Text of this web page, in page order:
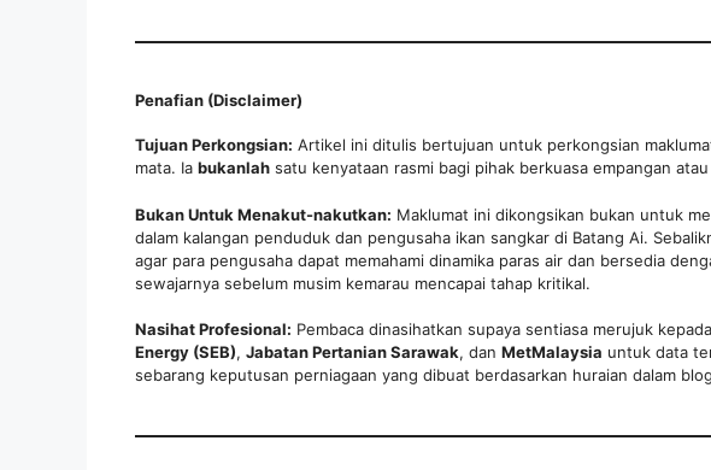
Penafian (Disclaimer)
Tujuan Perkongsian: Artikel ini ditulis bertujuan untuk perkongsian
mata. Ia bukanlah satu kenyataan rasmi bagi pihak berkuasa empangan
Bukan Untuk Menakut-nakutkan: Maklumat ini dikongsikan bukan untuk
dalam kalangan penduduk dan pengusaha ikan sangkar di Batang Ai.
agar para pengusaha dapat memahami dinamika paras air dan bersedia
sewajarnya sebelum musim kemarau mencapai tahap kritikal.
Nasihat Profesional: Pembaca dinasihatkan supaya sentiasa merujuk
Energy (SEB), Jabatan Pertanian Sarawak, dan MetMalaysia untuk data
sebarang keputusan perniagaan yang dibuat berdasarkan huraian dalam